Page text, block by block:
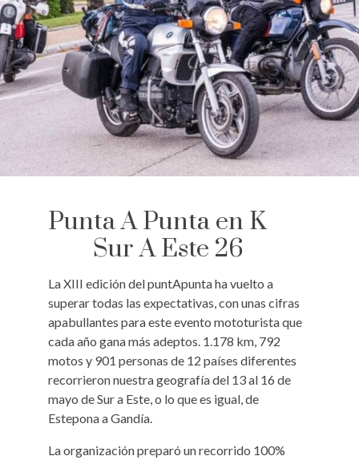
Punta A Punta en K
Sur A Este 26
La XIII edición del puntApunta ha vuelto a
superar todas las expectativas, con unas cifras
apabullantes para este evento mototurista que
cada año gana más adeptos. 1.178 km, 792
motos y 901 personas de 12 países diferentes
recorrieron nuestra geografía del 13 al 16 de
mayo de Sur a Este, o lo que es igual, de
Estepona a Gandía.
La organización preparó un recorrido 100%